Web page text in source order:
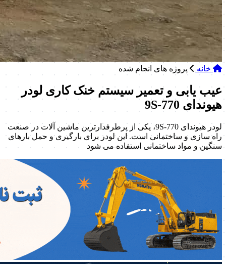
خانه پروژه های انجام شده
عیب یابی و تعمیر سیستم خنک کاری لودر
هیوندای 770-9S
لودر هیوندای 770-9S، یکی از پرطرفدارترین ماشین آلات در صنعت
راه سازی و ساختمانی است. این لودر برای بارگیری و حمل بارهای
سنگین و مواد ساختمانی استفاده می شود